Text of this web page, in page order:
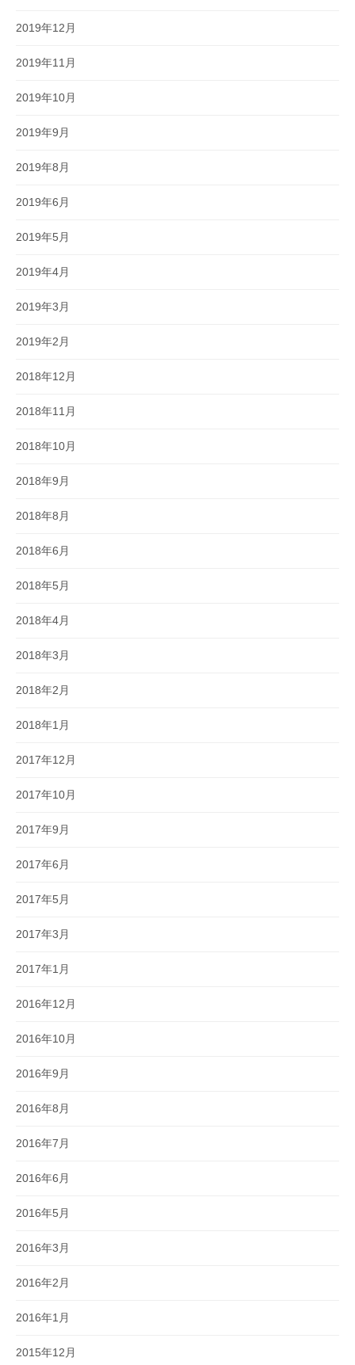
2019年12月
2019年11月
2019年10月
2019年9月
2019年8月
2019年6月
2019年5月
2019年4月
2019年3月
2019年2月
2018年12月
2018年11月
2018年10月
2018年9月
2018年8月
2018年6月
2018年5月
2018年4月
2018年3月
2018年2月
2018年1月
2017年12月
2017年10月
2017年9月
2017年6月
2017年5月
2017年3月
2017年1月
2016年12月
2016年10月
2016年9月
2016年8月
2016年7月
2016年6月
2016年5月
2016年3月
2016年2月
2016年1月
2015年12月